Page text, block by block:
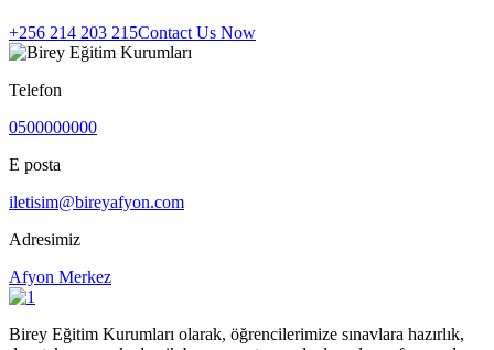
+256 214 203 215Contact Us Now
Telefon
0500000000
E posta
iletisim@bireyafyon.com
Adresimiz
Afyon Merkez
Birey Eğitim Kurumları olarak, öğrencilerimize sınavlara hazırlık,